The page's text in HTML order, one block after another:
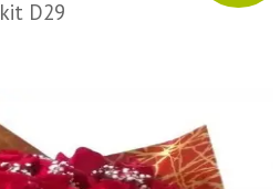
kit D29